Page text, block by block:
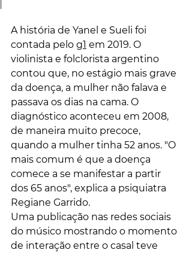
A história de Yanel e Sueli foi
contada pelo g1 em 2019. O
violinista e folclorista argentino
contou que, no estágio mais grave
da doença, a mulher não falava e
passava os dias na cama. O
diagnóstico aconteceu em 2008,
de maneira muito precoce,
quando a mulher tinha 52 anos. "O
mais comum é que a doença
comece a se manifestar a partir
dos 65 anos", explica a psiquiatra
Regiane Garrido.
Uma publicação nas redes sociais
do músico mostrando o momento
de interação entre o casal teve